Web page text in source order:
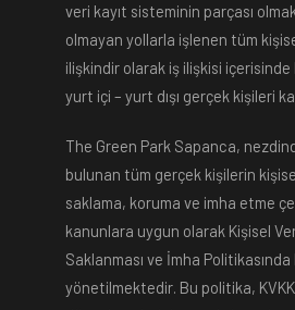
veri kayıt sisteminin parçası
olmayan yollarla işlenen tüm
ilişkindir olarak iş ilişkisi
yurt içi – yurt dışı gerçek kişileri
The Green Park Sapanca,
bulunan tüm gerçek kişilerin
saklama, koruma ve imha etme
kanunlara uygun olarak Kişisel
Saklanması ve İmha
yönetilmektedir. Bu politika,